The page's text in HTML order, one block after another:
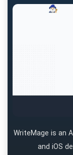
WriteMage is an
and iOS